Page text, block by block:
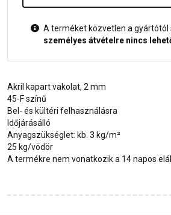
A terméket közvetlen a gyártótól
személyes átvételre nincs
Akril kapart vakolat, 2 mm
45-F színű
Bel- és kültéri felhasználásra
Időjárásálló
Anyagszükséglet: kb. 3 kg/m²
25 kg/vödör
A termékre nem vonatkozik a 14 napos